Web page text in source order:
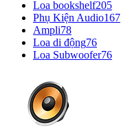
Loa bookshelf205
Phụ Kiện Audio167
Ampli78
Loa di động76
Loa Subwoofer76